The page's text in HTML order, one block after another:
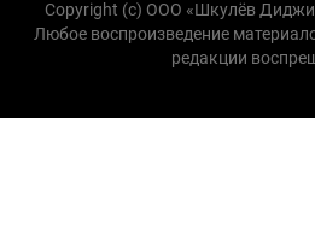
Copyright (с) ООО «Шкулёв
Любое воспроизведение
редакции